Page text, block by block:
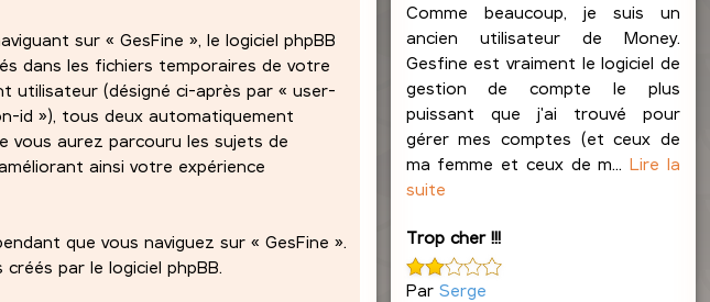
sur « GesFine », le logiciel phpBB
dans les fichiers temporaires de votre
utilisateur (désigné ci-après par « user-
id »), tous deux automatiquement
vous aurez parcouru les sujets de
ainsi votre expérience
que vous naviguez sur « GesFine ».
par le logiciel phpBB.
Comme beaucoup, je suis un
ancien utilisateur de Money.
Gesfine est vraiment le logiciel de
gestion de compte le plus
puissant que j'ai trouvé pour
gérer mes comptes (et ceux de
ma femme et ceux de m... Lire la
suite
Trop cher !!!
Par Serge